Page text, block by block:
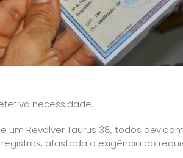
necessidade.
um Revólver Taurus 38, todos
afastada a exigência do